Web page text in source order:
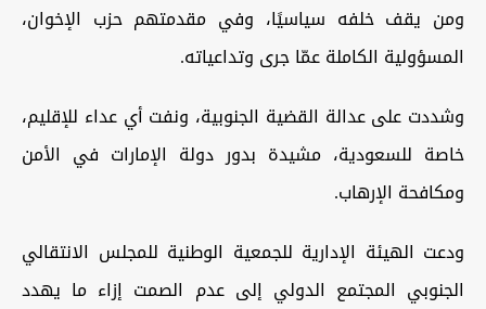
ومن يقف خلفه سياسيًا، وفي مقدمتهم حزب الإخوان،
المسؤولية الكاملة عمّا جرى وتداعياته.
وشددت على عدالة القضية الجنوبية، ونفت أي عداء للإقليم،
خاصة للسعودية، مشيدة بدور دولة الإمارات في الأمن
ومكافحة الإرهاب.
ودعت الهيئة الإدارية للجمعية الوطنية للمجلس الانتقالي
الجنوبي المجتمع الدولي إلى عدم الصمت إزاء ما يهدد